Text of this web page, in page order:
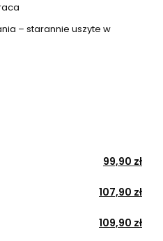
– starannie uszyte w
99,90 zł
107,90 zł
109,90 zł